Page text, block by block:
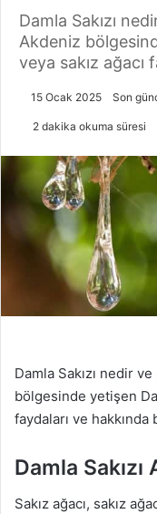
Damla Sakızı
Akdeniz
veya sakız ağacı
15 Ocak 2025 Son
2 dakika okuma süresi
Damla Sakızı nedir
bölgesinde yetişen
faydaları ve hakkında
Damla Sakızı
Sakız ağacı, sakız